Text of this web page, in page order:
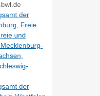
der
Freie
und
der